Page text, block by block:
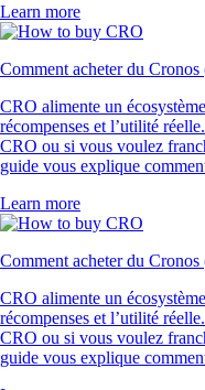
Learn more
Comment acheter du
CRO alimente un
récompenses et l’utilité
CRO ou si vous voulez
guide vous explique
Learn more
Comment acheter du
CRO alimente un
récompenses et l’utilité
CRO ou si vous voulez
guide vous explique